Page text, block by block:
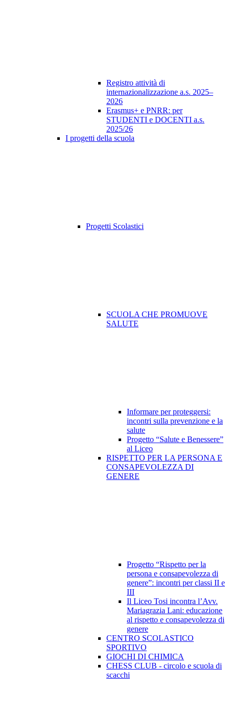
Registro attività di
internazionalizzazione a.s. 2025–
2026
Erasmus+ e PNRR: per
STUDENTI e DOCENTI a.s.
2025/26
I progetti della scuola
Progetti Scolastici
SCUOLA CHE PROMUOVE
SALUTE
Informare per proteggersi:
incontri sulla prevenzione e la
salute
Progetto “Salute e Benessere”
al Liceo
RISPETTO PER LA PERSONA E
CONSAPEVOLEZZA DI
GENERE
Progetto “Rispetto per la
persona e consapevolezza di
genere”: incontri per classi II e
III
Il Liceo Tosi incontra l’Avv.
Mariagrazia Lani: educazione
al rispetto e consapevolezza di
genere
CENTRO SCOLASTICO
SPORTIVO
GIOCHI DI CHIMICA
CHESS CLUB - circolo e scuola di
scacchi